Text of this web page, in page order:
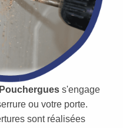
s'engage
ou votre porte.
sont réalisées